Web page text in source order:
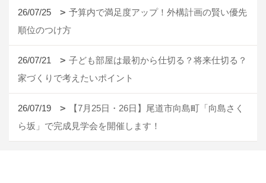
26/07/25
予算内で満足度アップ！外構計画の賢い優先
順位のつけ方
26/07/21
子ども部屋は最初から仕切る？将来仕切る？
家づくりで考えたいポイント
26/07/19
【7月25日・26日】尾道市向島町「向島さく
ら坂」で完成見学会を開催します！